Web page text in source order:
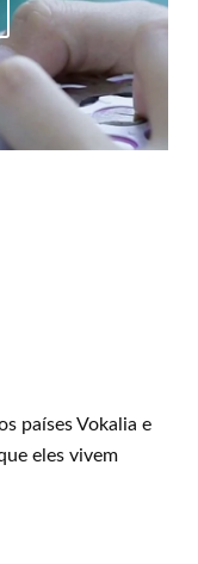
países Vokalia e
eles vivem